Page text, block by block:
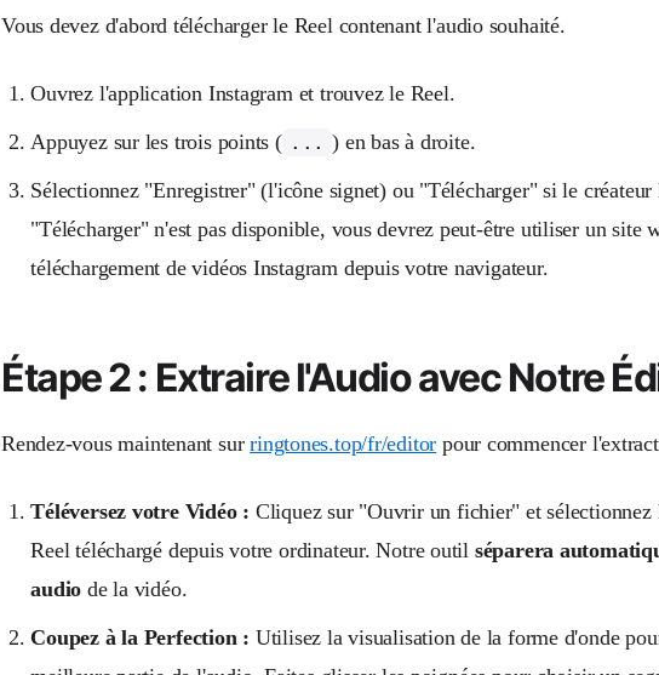
Vous devez d'abord télécharger le Reel contenant l'audio souhaité.
Ouvrez l'application Instagram et trouvez le Reel.
Appuyez sur les trois points ( ... ) en bas à droite.
Sélectionnez "Enregistrer" (l'icône signet) ou "Télécharger" si le créateur
"Télécharger" n'est pas disponible, vous devrez peut-être utiliser un site
téléchargement de vidéos Instagram depuis votre navigateur.
Étape 2 : Extraire l'Audio avec Notre
Rendez-vous maintenant surringtones.top/fr/editor pour commencer
Téléversez votre Vidéo : Cliquez sur "Ouvrir un fichier" et
Reel téléchargé depuis votre ordinateur. Notre outil séparera
audio de la vidéo.
Coupez à la Perfection : Utilisez la visualisation de la forme d'onde